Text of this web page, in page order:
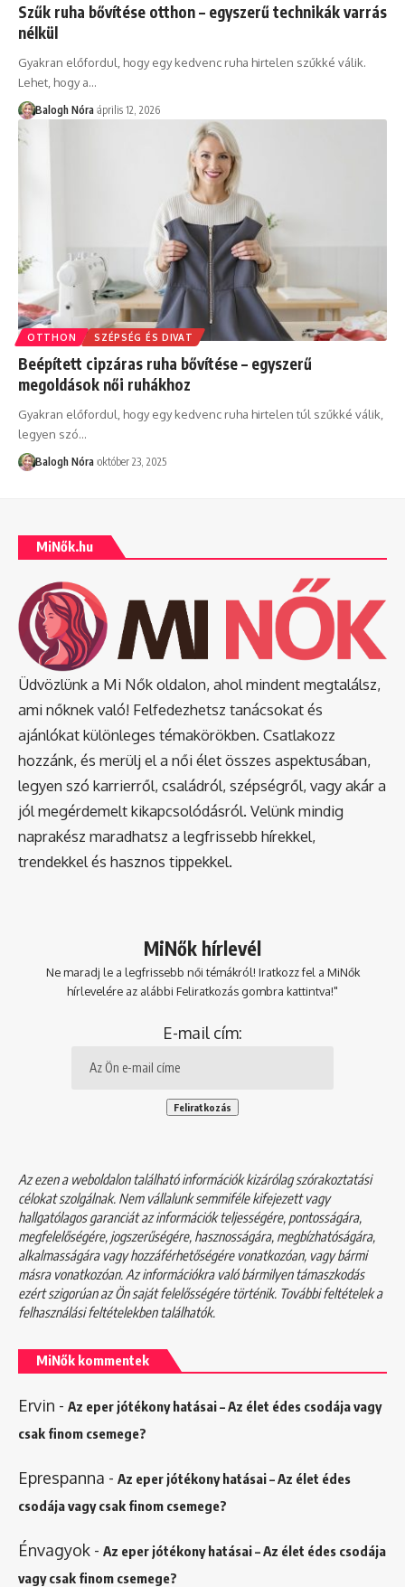
Szűk ruha bővítése otthon – egyszerű technikák varrás
nélkül
Gyakran előfordul, hogy egy kedvenc ruha hirtelen szűkké válik.
Lehet, hogy a…
Balogh Nóra április 12, 2026
OTTHON SZÉPSÉG ÉS DIVAT
Beépített cipzáras ruha bővítése – egyszerű
megoldások női ruhákhoz
Gyakran előfordul, hogy egy kedvenc ruha hirtelen túl szűkké válik,
legyen szó…
Balogh Nóra október 23, 2025
MiNők.hu
Üdvözlünk a Mi Nők oldalon, ahol mindent megtalálsz,
ami nőknek való! Felfedezhetsz tanácsokat és
ajánlókat különleges témakörökben. Csatlakozz
hozzánk, és merülj el a női élet összes aspektusában,
legyen szó karrierről, családról, szépségről, vagy akár a
jól megérdemelt kikapcsolódásról. Velünk mindig
naprakész maradhatsz a legfrissebb hírekkel,
trendekkel és hasznos tippekkel.
MiNők hírlevél
Ne maradj le a legfrissebb női témákról! Iratkozz fel a MiNők
hírlevelére az alábbi Feliratkozás gombra kattintva!"
E-mail cím:
Az ezen a weboldalon található információk kizárólag szórakoztatási
célokat szolgálnak. Nem vállalunk semmiféle kifejezett vagy
hallgatólagos garanciát az információk teljességére, pontosságára,
megfelelőségére, jogszerűségére, hasznosságára, megbízhatóságára,
alkalmasságára vagy hozzáférhetőségére vonatkozóan, vagy bármi
másra vonatkozóan. Az információkra való bármilyen támaszkodás
ezért szigorúan az Ön saját felelősségére történik. További feltételek a
felhasználási feltételekbentalálhatók.
MiNők kommentek
Ervin - Az eper jótékony hatásai – Az élet édes csodája vagy
csak finom csemege?
Eprespanna - Az eper jótékony hatásai – Az élet édes
csodája vagy csak finom csemege?
Énvagyok - Az eper jótékony hatásai – Az élet édes csodája
vagy csak finom csemege?